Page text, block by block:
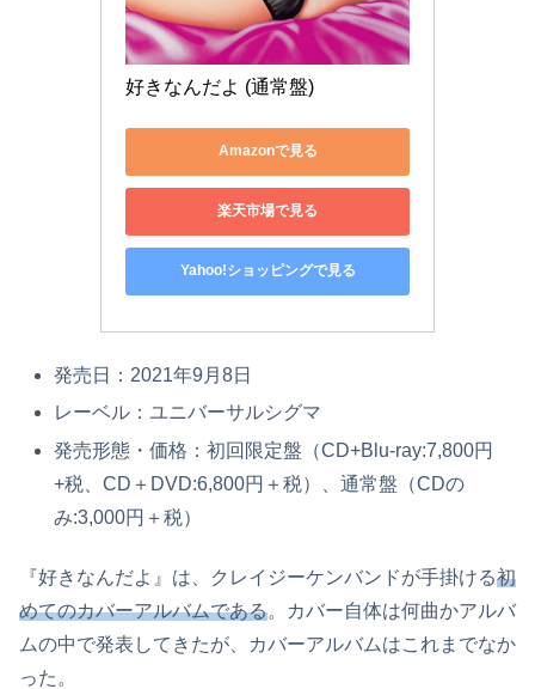
好きなんだよ (通常盤)
Amazonで見る
楽天市場で見る
Yahoo!ショッピングで見る
発売日：2021年9月8日
レーベル：ユニバーサルシグマ
発売形態・価格：初回限定盤（CD+Blu-ray:7,800円
+税、CD＋DVD:6,800円＋税）、通常盤（CDの
み:3,000円＋税）
『好きなんだよ』は、クレイジーケンバンドが手掛ける初
めてのカバーアルバムである。カバー自体は何曲かアルバ
ムの中で発表してきたが、カバーアルバムはこれまでなか
った。